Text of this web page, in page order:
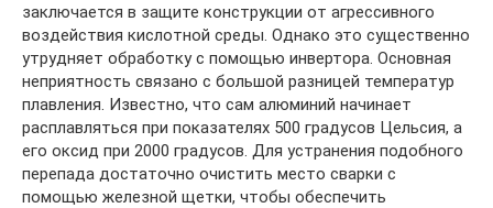
заключается в защите конструкции от агрессивного
воздействия кислотной среды. Однако это существенно
утрудняет обработку с помощью инвертора. Основная
неприятность связано с большой разницей температур
плавления. Известно, что сам алюминий начинает
расплавляться при показателях 500 градусов Цельсия, а
его оксид при 2000 градусов. Для устранения подобного
перепада достаточно очистить место сварки с
помощью железной щетки, чтобы обеспечить